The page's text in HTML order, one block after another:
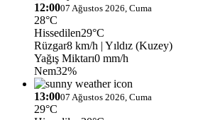
12:0007 Ağustos 2026, Cuma
28°C
Hissedilen29°C
Rüzgar8 km/h | Yıldız (Kuzey)
Yağış Miktarı0 mm/h
Nem32%
13:0007 Ağustos 2026, Cuma
29°C